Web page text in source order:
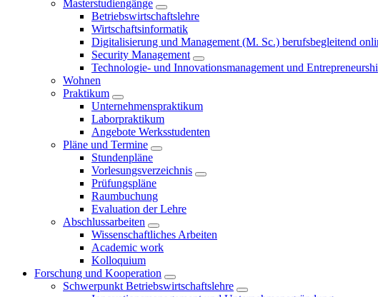
Masterstudiengänge
Betriebswirtschaftslehre
Wirtschaftsinformatik
Digitalisierung und Management (M. Sc.) berufsbegleitend
Security Management
Technologie- und Innovationsmanagement und
Wohnen
Praktikum
Unternehmenspraktikum
Laborpraktikum
Angebote Werksstudenten
Pläne und Termine
Stundenpläne
Vorlesungsverzeichnis
Prüfungspläne
Raumbuchung
Evaluation der Lehre
Abschlussarbeiten
Wissenschaftliches Arbeiten
Academic work
Kolloquium
Forschung und Kooperation
Schwerpunkt Betriebswirtschaftslehre